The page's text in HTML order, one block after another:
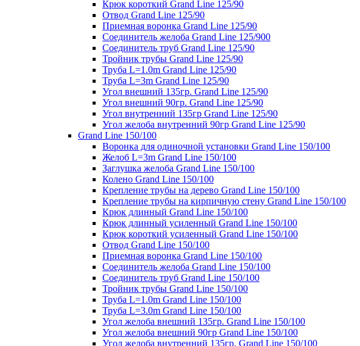
Крюк короткий Grand Line 125/90
Отвод Grand Line 125/90
Приемная воронка Grand Line 125/90
Соединитель желоба Grand Line 125/900
Соединитель труб Grand Line 125/90
Тройник трубы Grand Line 125/90
Труба L=1.0m Grand Line 125/90
Труба L=3m Grand Line 125/90
Угол внешний 135гр. Grand Line 125/90
Угол внешний 90гр. Grand Line 125/90
Угол внутренний 135гр Grand Line 125/90
Угол желоба внутренний 90гр Grand Line 125/90
Grand Line 150/100
Воронка для одиночной установки Grand Line 150/100
Желоб L=3m Grand Line 150/100
Заглушка желоба Grand Line 150/100
Колено Grand Line 150/100
Крепление трубы на дерево Grand Line 150/100
Крепление трубы на кирпичную стену Grand Line 150/100
Крюк длинный Grand Line 150/100
Крюк длинный усиленный Grand Line 150/100
Крюк короткий усиленный Grand Line 150/100
Отвод Grand Line 150/100
Приемная воронка Grand Line 150/100
Соединитель желоба Grand Line 150/100
Соединитель труб Grand Line 150/100
Тройник трубы Grand Line 150/100
Труба L=1.0m Grand Line 150/100
Труба L=3.0m Grand Line 150/100
Угол желоба внешний 135гр. Grand Line 150/100
Угол желоба внешний 90гр Grand Line 150/100
Угол желоба внутренний 135гр. Grand Line 150/100